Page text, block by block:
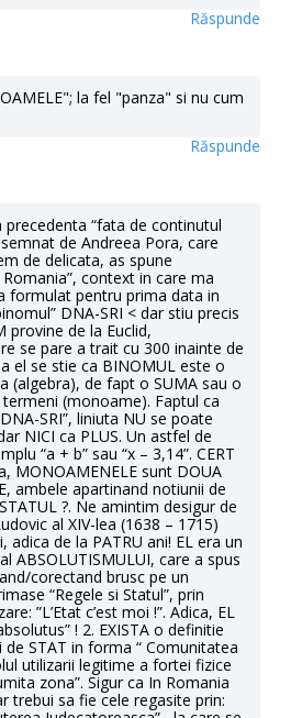
Răspunde
la fel "panza" si nu cum
Răspunde
precedenta “fata de continutul
de Andreea Pora, care
de delicata, as spune
context in care ma
formulat pentru prima data in
DNA-SRI < dar stiu precis
provine de la Euclid,
se pare a trait cu 300 inainte de
el se stie ca BINOMUL este o
(algebra), de fapt o SUMA sau o
termeni (monoame). Faptul ca
SRI”, liniuta NU se poate
NICI ca PLUS. Un astfel de
“a + b” sau “x – 3,14”. CERT
MONOAMENELE sunt DOUA
ambele apartinand notiunii de
?. Ne amintim desigur de
al XIV-lea (1638 – 1715)
adica de la PATRU ani! EL era un
ABSOLUTISMULUI, care a spus
corectand brusc pe un
“Regele si Statul”, prin
”L’Etat c’est moi !”. Adica, EL
! 2. EXISTA o definitie
STAT in forma “ Comunitatea
utilizarii legitime a fortei fizice
zona”. Sigur ca In Romania
trebui sa fie cele regasite prin: